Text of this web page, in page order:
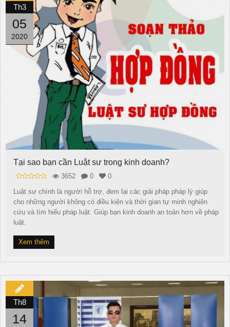
Th3
05
2020
Tại sao bạn cần Luật sư trong kinh doanh?
3652 0
0
Luật sư chính là người hỗ trợ, đem lại các giải pháp pháp lý giúp
cho những người không có điều kiện và thời gian tự minh nghiên
cứu và tìm hiểu pháp luật. Giúp bạn kinh doanh an toàn hơn về pháp
luật.
Xem thêm
Th8
14